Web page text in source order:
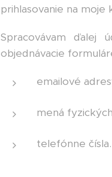
prihlasovanie na moje
Spracovávam ďalej
objednávacie
emailové
mená
telefónne čísla.